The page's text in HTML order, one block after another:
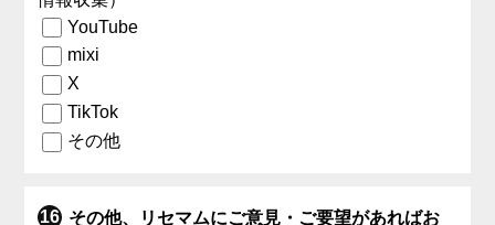
YouTube
mixi
X
TikTok
その他
その他、リセマムにご意見・ご要望があればお